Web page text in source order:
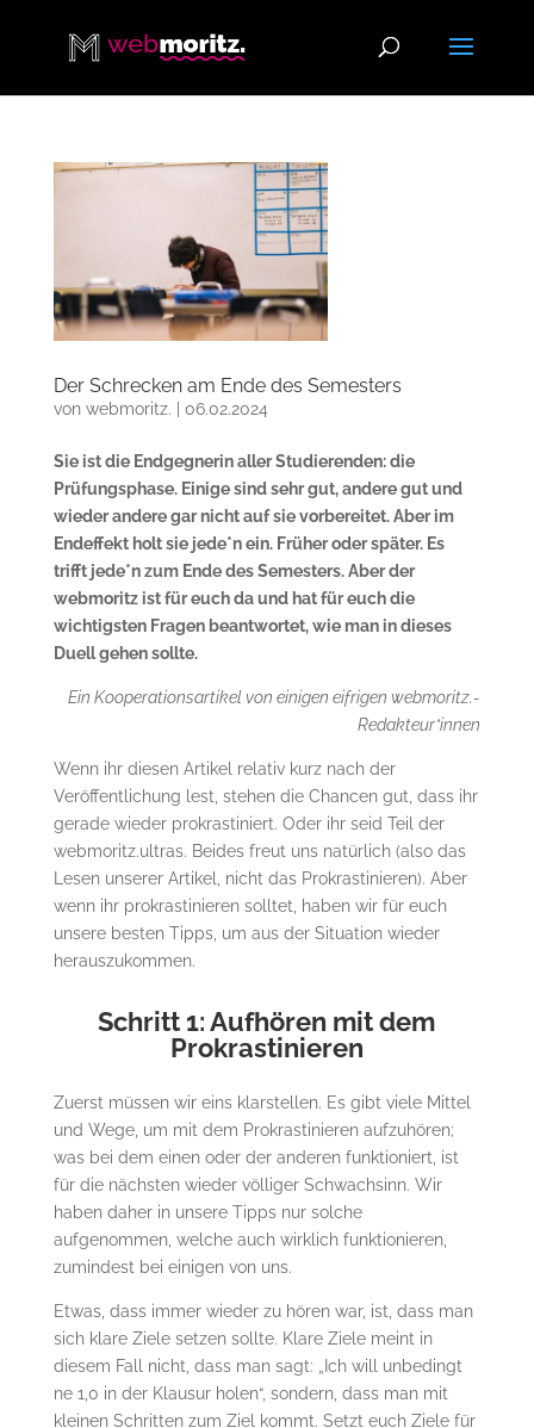
Der Schrecken am Ende des Semesters
von webmoritz. | 06.02.2024
Sie ist die Endgegnerin aller Studierenden: die
Prüfungsphase. Einige sind sehr gut, andere gut und
wieder andere gar nicht auf sie vorbereitet. Aber im
Endeffekt holt sie jede*n ein. Früher oder später. Es
trifft jede*n zum Ende des Semesters. Aber der
webmoritz ist für euch da und hat für euch die
wichtigsten Fragen beantwortet, wie man in dieses
Duell gehen sollte.
Ein Kooperationsartikel von einigen eifrigen webmoritz.-
Redakteur*innen
Wenn ihr diesen Artikel relativ kurz nach der
Veröffentlichung lest, stehen die Chancen gut, dass ihr
gerade wieder prokrastiniert. Oder ihr seid Teil der
webmoritz.ultras. Beides freut uns natürlich (also das
Lesen unserer Artikel, nicht das Prokrastinieren). Aber
wenn ihr prokrastinieren solltet, haben wir für euch
unsere besten Tipps, um aus der Situation wieder
herauszukommen.
Schritt 1: Aufhören mit dem
Prokrastinieren
Zuerst müssen wir eins klarstellen. Es gibt viele Mittel
und Wege, um mit dem Prokrastinieren aufzuhören;
was bei dem einen oder der anderen funktioniert, ist
für die nächsten wieder völliger Schwachsinn. Wir
haben daher in unsere Tipps nur solche
aufgenommen, welche auch wirklich funktionieren,
zumindest bei einigen von uns.
Etwas, dass immer wieder zu hören war, ist, dass man
sich klare Ziele setzen sollte. Klare Ziele meint in
diesem Fall nicht, dass man sagt: „Ich will unbedingt
ne 1,0 in der Klausur holen“, sondern, dass man mit
kleinen Schritten zum Ziel kommt. Setzt euch Ziele für